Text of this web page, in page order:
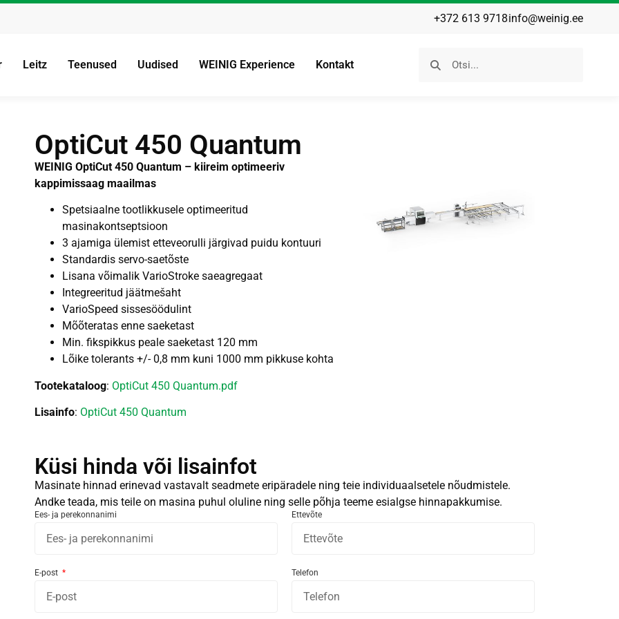
+372 613 9718info@weinig.ee
Leitz Teenused Uudised WEINIG Experience Kontakt
OptiCut 450 Quantum
WEINIG OptiCut 450 Quantum – kiireim optimeeriv
kappimissaag maailmas
Spetsiaalne tootlikkusele optimeeritud
masinakontseptsioon
3 ajamiga ülemist etteveorulli järgivad puidu kontuuri
Standardis servo-saetõste
Lisana võimalik VarioStroke saeagregaat
Integreeritud jäätmešaht
VarioSpeed sissesöödulint
Mõõteratas enne saeketast
Min. fikspikkus peale saeketast 120 mm
Lõike tolerants +/- 0,8 mm kuni 1000 mm pikkuse kohta
Tootekataloog: OptiCut 450 Quantum.pdf
Lisainfo: OptiCut 450 Quantum
Küsi hinda või lisainfot
Masinate hinnad erinevad vastavalt seadmete eripäradele ning teie individuaalsetele nõudmistele.
Andke teada, mis teile on masina puhul oluline ning selle põhja teeme esialgse hinnapakkumise.
Ees- ja perekonnanimi Ettevõte
E-post Telefon